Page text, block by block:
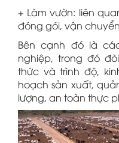
+ Làm vườn: liên
đóng gói, vận
Bên cạnh đó là
nghiệp, trong đó
thức và trình độ,
hoạch sản xuất,
lượng, an toàn thực